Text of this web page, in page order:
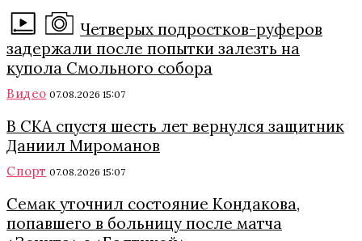
Четверых подростков-руферов
задержали после попытки залезть на
купола Смольного собора
Видео 07.08.2026 15:07
В СКА спустя шесть лет вернулся защитник
Даниил Мироманов
Спорт 07.08.2026 15:07
Семак уточнил состояние Кондакова,
попавшего в больницу после матча